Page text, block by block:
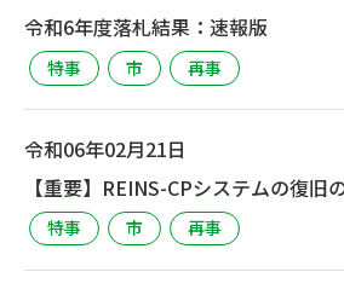
令和6年度落札結果：速報版
特事 市 再事
令和06年02月21日
【重要】REINS-CPシステムの復旧
特事 市 再事